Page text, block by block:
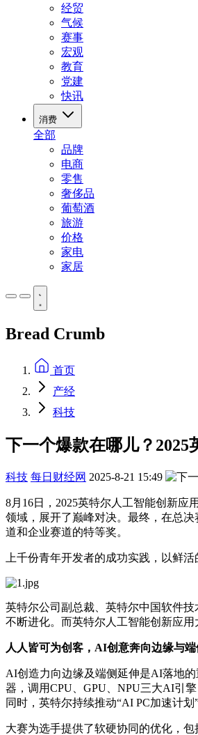
经贸
气候
赛事
宏观
教育
党建
快讯
消费
全部
品牌
电商
零售
奢侈品
葡萄酒
旅游
价格
家电
家居
Bread Crumb
首页
产经
科技
下一个爆款在哪儿？
科技 每日财经网 2025-8-21 15:49
8月16日，2025英特尔人工智能创新
领域，展开了巅峰对决。最终，在总
道和企业赛道的特等奖。
上千份青年开发者的成功实践，以鲜
英特尔公司副总裁、英特尔中国软件
不断进化。而英特尔人工智能创新应
人人皆可为创客， AI创意奔向边缘与端
AI创造力向边缘及端侧延伸是AI落地
器，调用CPU、GPU、NPU三大AI引
同时，英特尔持续推动“AI PC加速计
大赛为选手提供了软硬协同的优化，